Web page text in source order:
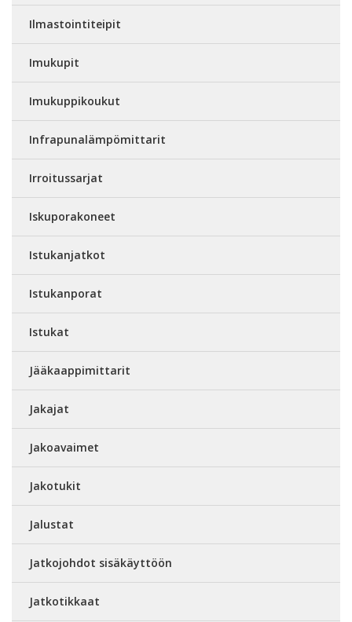
Ilmastointiteipit
Imukupit
Imukuppikoukut
Infrapunalämpömittarit
Irroitussarjat
Iskuporakoneet
Istukanjatkot
Istukanporat
Istukat
Jääkaappimittarit
Jakajat
Jakoavaimet
Jakotukit
Jalustat
Jatkojohdot sisäkäyttöön
Jatkotikkaat